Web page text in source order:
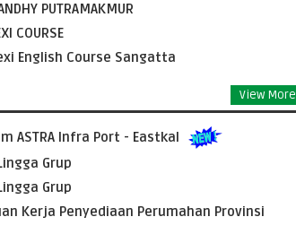
PUTRAMAKMUR
COURSE
English Course Sangatta
View More
ASTRA Infra Port - Eastkal
Grup
Grup
Kerja Penyediaan Perumahan Provinsi